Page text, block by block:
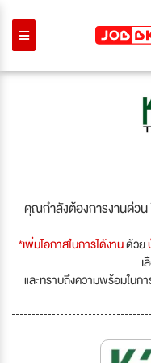
คุณกำลังต้องการงานด่วน
*เพิ่มโอกาสในการได้งานด้วย
เ
และทราบถึงความพร้อมในก